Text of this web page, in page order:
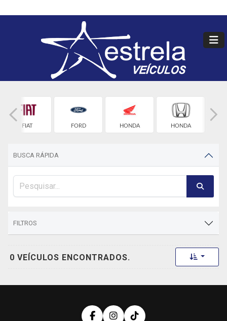
FIAT FORD HONDA HONDA
BUSCA RÁPIDA
FILTROS
0 VEÍCULOS ENCONTRADOS. Toggle